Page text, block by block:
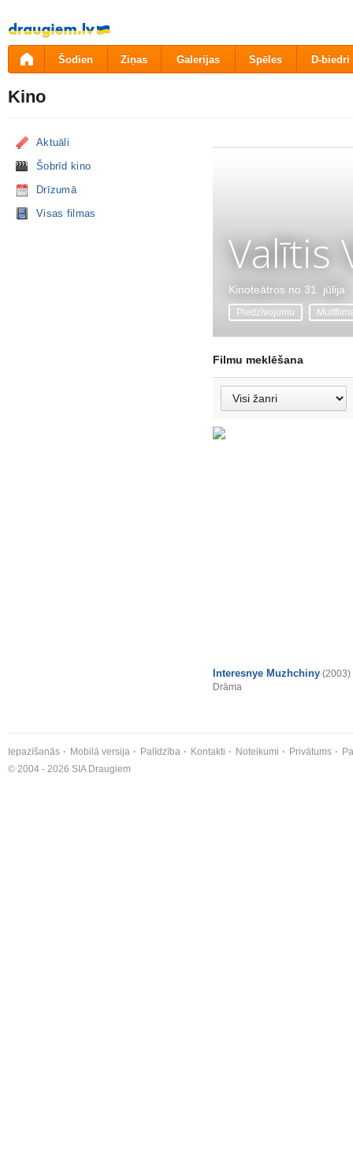
Pāriet
uz
saturu
Šodien Ziņas Galerijas Spēles D-biedri
Kino
Aktuāli
Šobrīd kino
Drīzumā
Visas filmas
Valītis
Kinoteātros no 31. jūlija
Piedzīvojumu
Filmu meklēšana
Interesnye Muzhchiny (2003)
Drāma
Iepazīšanās Mobilā versija Palīdzība Kontakti Noteikumi Privātums
© 2004 - 2026 SIA Draugiem